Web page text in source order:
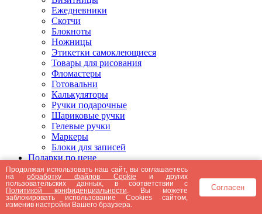
Ежедневники
Скотчи
Блокноты
Ножницы
Этикетки самоклеющиеся
Товары для рисования
Фломастеры
Готовальни
Калькуляторы
Ручки подарочные
Шариковые ручки
Гелевые ручки
Маркеры
Блоки для записей
Подарки по цене
Подарки от 5000 рублей
Подарки до 5000 рублей
Подарки до 3000 рублей
Подарки до 2000 рублей
Подарки до 1000 рублей
Продолжая использовать наш сайт, вы соглашаетесь
наобработку файлов Cookie и других
пользовательских данных, в соответствии с
Политикой конфиденциальности . Вы можете
заблокировать использование Cookies сайтом,
изменив настройки Вашего браузера.
Согласен